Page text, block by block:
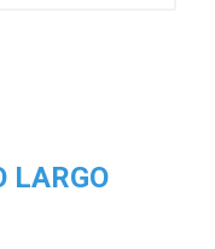
LARGO